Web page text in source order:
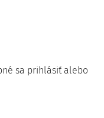
sa prihlásiť alebo